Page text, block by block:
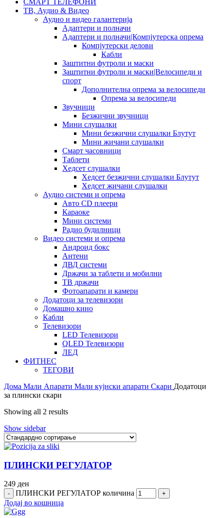
ТВ, Аудио & Видео
Аудио и видео галантерија
Адаптери и полначи
Адаптери и полначи|Компјутерска опрема
Компјутерски делови
Кабли
Заштитни футроли и маски
Заштитни футроли и маски|Велосипеди и
спорт
Дополнителна опрема за велосипеди
Опрема за велосипеди
Звучници
Безжични звучници
Мини слушалки
Мини безжични слушалки Блутут
Мини жичани слушалки
Смарт часовници
Таблети
Хедсет слушалки
Хедсет безжични слушалки Блутут
Хедсет жичани слушалки
Аудио системи и опрема
Авто CD плеери
Караоке
Мини системи
Радио будилници
Видео системи и опрема
Андроид бокс
Антени
ДВД системи
Држачи за таблети и мобилни
ТВ држачи
Фотоапарати и камери
Додатоци за телевизори
Домашно кино
Кабли
Телевизори
LED Телевизори
QLED Телевизори
ЛЕД
ФИТНЕС
ТЕГОВИ
Дома Мали Апарати Мали кујнски апарати Скари Додатоци
за плински скари
Showing all 2 results
Show sidebar
ПЛИНСКИ РЕГУЛАТОР
249 ден
ПЛИНСКИ РЕГУЛАТОР количина
Додај во кошница